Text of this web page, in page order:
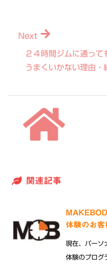
２４時間ジムに通って
うまくいかない理由・
Next
関連記事
体験のお客
現在、パーソ
体験のプログ